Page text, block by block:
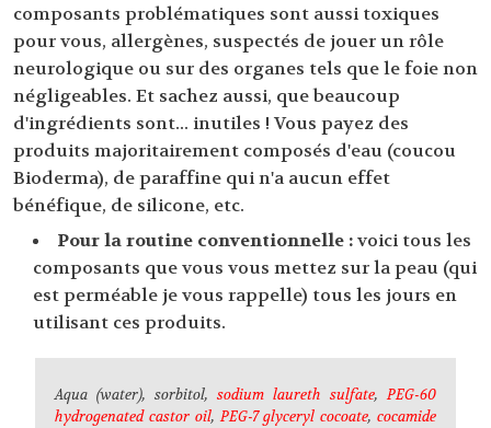
composants problématiques sont aussi toxiques
pour vous, allergènes, suspectés de jouer un rôle
neurologique ou sur des organes tels que le foie non
négligeables. Et sachez aussi, que beaucoup
d'ingrédients sont... inutiles ! Vous payez des
produits majoritairement composés d'eau (coucou
Bioderma), de paraffine qui n'a aucun effet
bénéfique, de silicone, etc.
Pour la routine conventionnelle :voici tous les
composants que vous vous mettez sur la peau (qui
est perméable je vous rappelle) tous les jours en
utilisant ces produits.
Aqua (water), sorbitol, sodium laureth sulfate,PEG-60
hydrogenated castor oil,PEG-7 glyceryl cocoate, cocamide